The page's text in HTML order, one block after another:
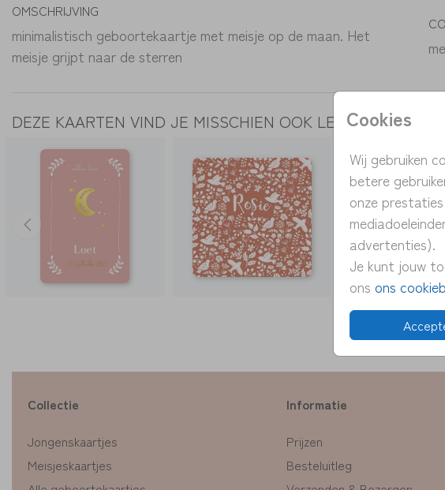
Cookies
Wij gebruiken
betere
onze
advertenties).
Je kunt jouw
ons ons
OMSCHRIJVING
minimalistisch geboortekaartje met meisje op de maan. Het
meisje grijpt naar de sterren
DEZE KAARTEN VIND JE MISSCHIEN OOK LEUK
Collectie
Jongenskaartjes
Meisjeskaartjes
Informatie
Prijzen
Besteluitleg